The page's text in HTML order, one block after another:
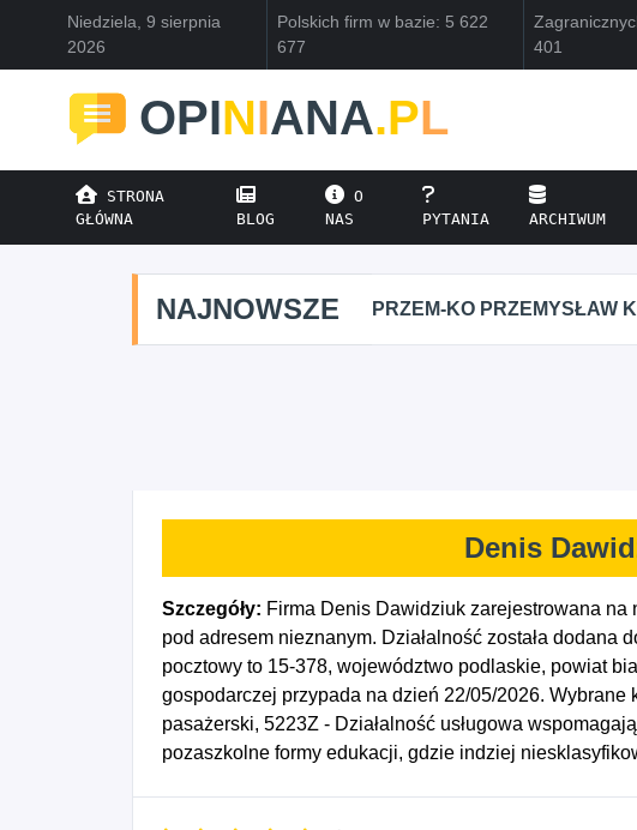
Niedziela, 9 sierpnia
2026
Polskich firm w bazie: 5 622
677
401
OPINIANA.PL
STRONA
GŁÓWNA
BLOG
O
NAS
PYTANIA ARCHIWUM
NAJNOWSZE PRZEM-KO PRZEMYSŁAW
Denis
Szczegóły: Firma Denis Dawidziuk zarejestrowana
pod adresem nieznanym. Działalność została dodana
pocztowy to 15-378, województwo podlaskie, powiat
gospodarczej przypada na dzień 22/05/2026. Wybrane
pasażerski, 5223Z - Działalność usługowa
pozaszkolne formy edukacji, gdzie indziej